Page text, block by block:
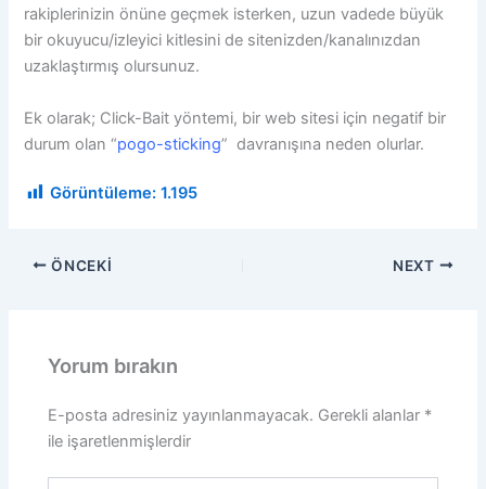
rakiplerinizin önüne geçmek isterken, uzun vadede büyük
bir okuyucu/izleyici kitlesini de sitenizden/kanalınızdan
uzaklaştırmış olursunuz.
Ek olarak; Click-Bait yöntemi, bir web sitesi için negatif bir
durum olan“pogo-sticking”davranışına neden olurlar.
Görüntüleme: 1.195
ÖNCEKI NEXT
Yorum bırakın
E-posta adresiniz yayınlanmayacak. Gerekli alanlar *
ile işaretlenmişlerdir